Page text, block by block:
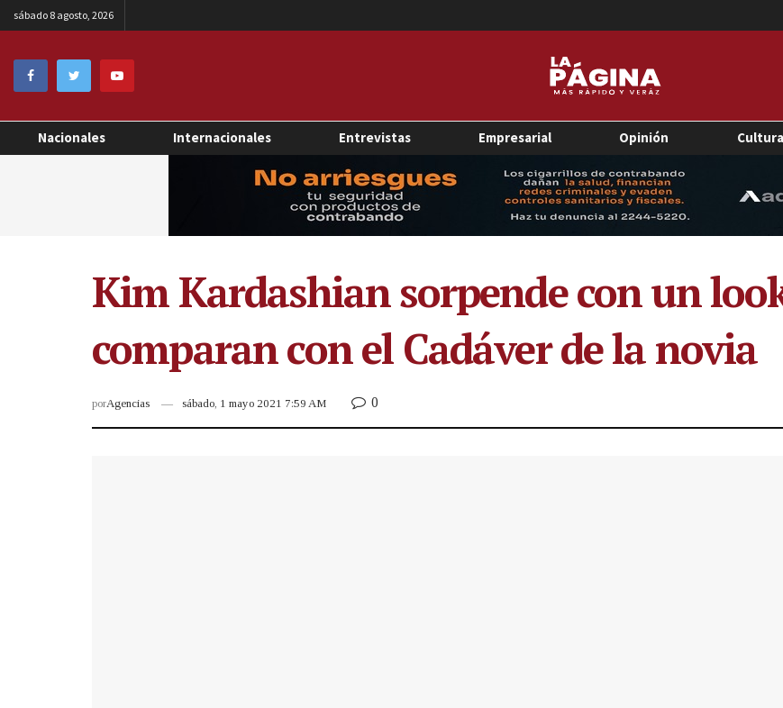
sábado 8 agosto, 2026
Nacionales Internacionales Entrevistas Empresarial Opinión Cultura
Kim Kardashian sorpende con un
comparan con el Cadáver de la novia
porAgencias sábado, 1 mayo 2021 7:59 AM 0